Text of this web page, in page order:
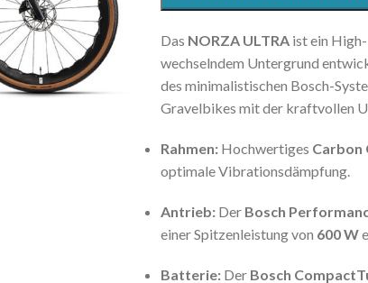
Das NORZA ULTRAist ein High-
wechselndem Untergrund
des minimalistischen Bosch-
Gravelbikes mit der kraftvollen
Rahmen:Hochwertiges Carbon
optimale Vibrationsdämpfung.
Antrieb:Der Bosch
einer Spitzenleistung von 600 W
Batterie:Der Bosch